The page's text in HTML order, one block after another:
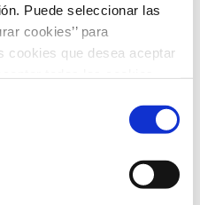
Puede seleccionar las
cookies’’ para
cookies que desea aceptar
y energía de El País
de Energía, PwC
Carbon Hub
Capítulo